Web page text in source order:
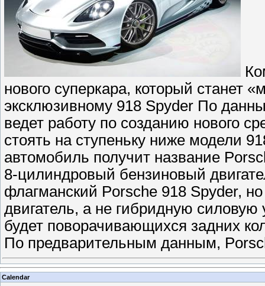
нового суперкара, который станет
эксклюзивному 918 Spyder По
ведет работу по созданию нового
стоять на ступеньку ниже модели
автомобиль получит название
8-цилиндровый бензиновый
флагманский Porsche 918 Spyder,
двигатель, а не гибридную силовую
будет поворачивающихся задних
По предварительным данным,
Calendar